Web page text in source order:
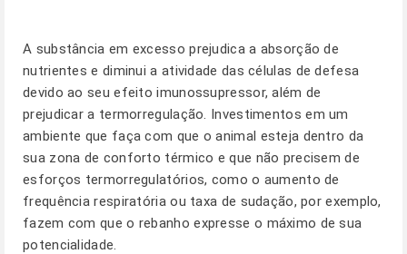
A substância em excesso prejudica a absorção de
nutrientes e diminui a atividade das células de defesa
devido ao seu efeito imunossupressor, além de
prejudicar a termorregulação. Investimentos em um
ambiente que faça com que o animal esteja dentro da
sua zona de conforto térmico e que não precisem de
esforços termorregulatórios, como o aumento de
frequência respiratória ou taxa de sudação, por exemplo,
fazem com que o rebanho expresse o máximo de sua
potencialidade.